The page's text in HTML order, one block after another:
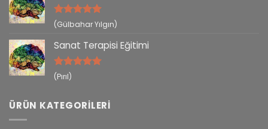
5 üzerinden
(Gülbahar Yılgın)
Sanat Terapisi Eğitimi
5 üzerinden
(Pırıl)
ÜRÜN KATEGORILERI